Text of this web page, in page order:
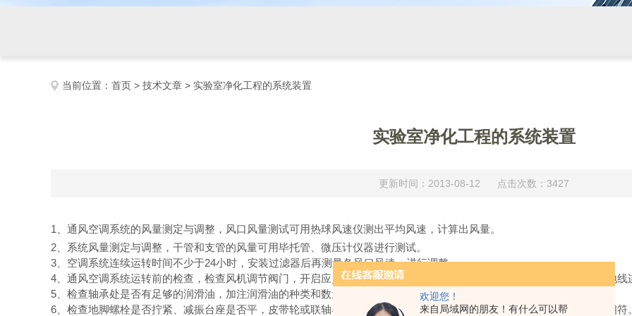
欢迎您！
来自局域网的朋友！有什么可以帮
当前位置： 首页 > 技术文章 > 实验室净化工程的系统装置
实验室净化工程的系统装置
更新时间：2013-08-12 点击次数：3427
1、通风空调系统的风量测定与调整，风口风量测试可用热球风速仪测出平均风速，计算出风量。
2、系统风量测定与调整，干管和支管的风量可用毕托管、微压计仪器进行测试。
3、空调系统连续运转时间不少于24小时，安装过滤器后再测量各风口风速，进行调整。
4、通风空调系统运转前的检查，检查风机调节阀门，开启应灵活、定位装置可靠；加热器及有接地要求的风机、风管接地线
5、检查轴承处是否有足够的润滑油，加注润滑油的种类和数量应符合设备技术的规定。
6、检查地脚螺栓是否拧紧、减振台座是否平，皮带轮或联轴器是否找正；核对通风机、电动机的型号、规格是否与设计相符